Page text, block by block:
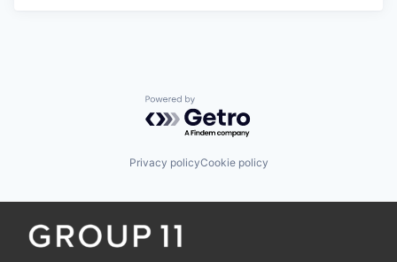
Powered by Getro.com
Privacy policyCookie policy